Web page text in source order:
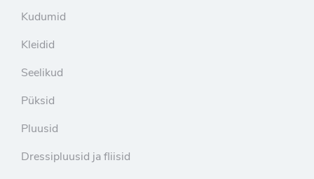
Kudumid
Kleidid
Seelikud
Püksid
Pluusid
Dressipluusid ja fliisid